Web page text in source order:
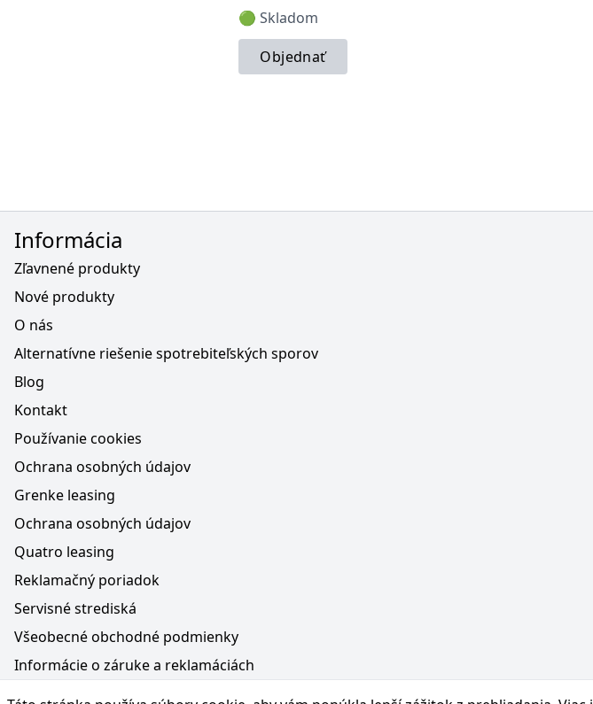
🟢 Skladom
Objednať
Informácia
Zľavnené produkty
Nové produkty
O nás
Alternatívne riešenie spotrebiteľských sporov
Blog
Kontakt
Používanie cookies
Ochrana osobných údajov
Grenke leasing
Ochrana osobných údajov
Quatro leasing
Reklamačný poriadok
Servisné strediská
Všeobecné obchodné podmienky
Informácie o záruke a reklamáciách